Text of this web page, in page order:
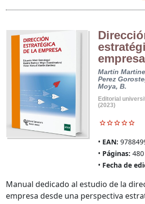
empresa
Martín
Perez
Moya, B.
Editorial
(2023)
EAN:
Páginas: 480
Fecha de
Manual dedicado al estudio de la
empresa desde una perspectiva